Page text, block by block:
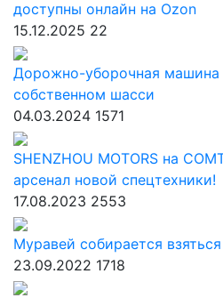
доступны онлайн на Ozon
15.12.2025 22
Дорожно-уборочная
собственном шасси
04.03.2024 1571
SHENZHOU MOTORS на
арсенал новой спецтехники!
17.08.2023 2553
Муравей собирается
23.09.2022 1718